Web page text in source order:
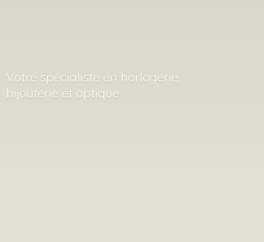
Votre spécialiste en horlogerie,
bijouterie et optique